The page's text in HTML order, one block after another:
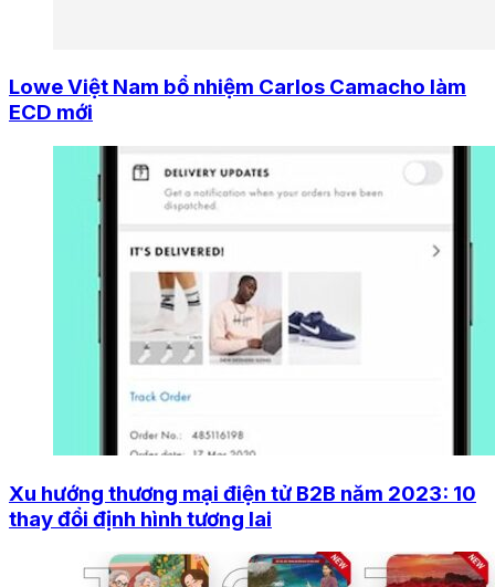
Lowe Việt Nam bổ nhiệm Carlos Camacho làm
ECD mới
Xu hướng thương mại điện tử B2B năm 2023: 10
thay đổi định hình tương lai